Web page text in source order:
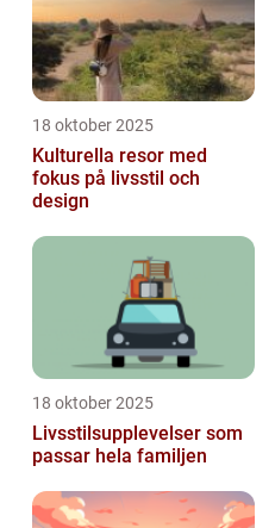
18 oktober 2025
Kulturella resor med
fokus på livsstil och
design
18 oktober 2025
Livsstilsupplevelser som
passar hela familjen